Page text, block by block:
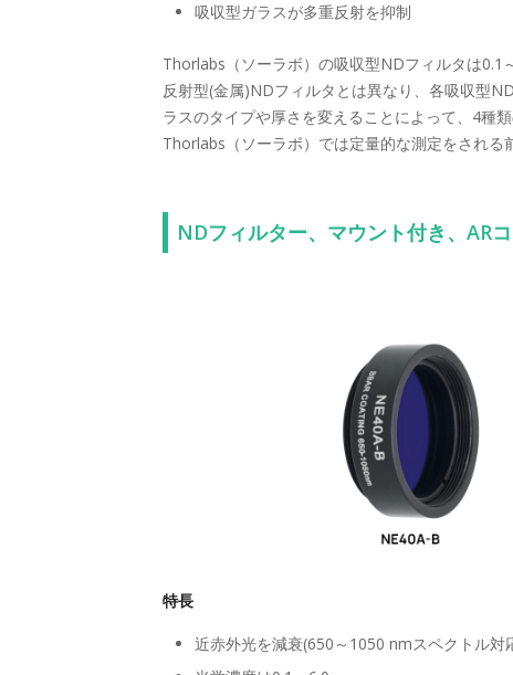
吸収型ガラスが多重反射を抑制
Thorlabs（ソーラボ）の吸収型NDフィルタは0.1
反射型(金属)NDフィルタとは異なり、各吸収型
ラスのタイプや厚さを変えることによって、4種
Thorlabs（ソーラボ）では定量的な測定をされる
NDフィルター、マウント付き、AR
特長
近赤外光を減衰(650～1050 nmスペクトル対